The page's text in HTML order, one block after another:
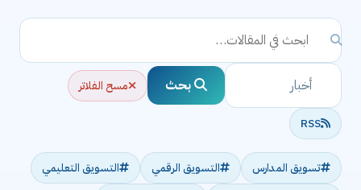
بحث مسح الفلاتر
RSS
تسويق المدارس التسويق الرقمي
التسويق التعليمي